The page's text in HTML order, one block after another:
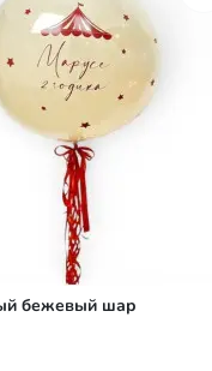
бежевый шар